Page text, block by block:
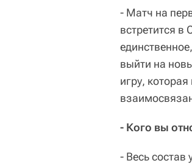
- Матч на
встретится
выйти на
игру,
- Кого вы
- Весь состав